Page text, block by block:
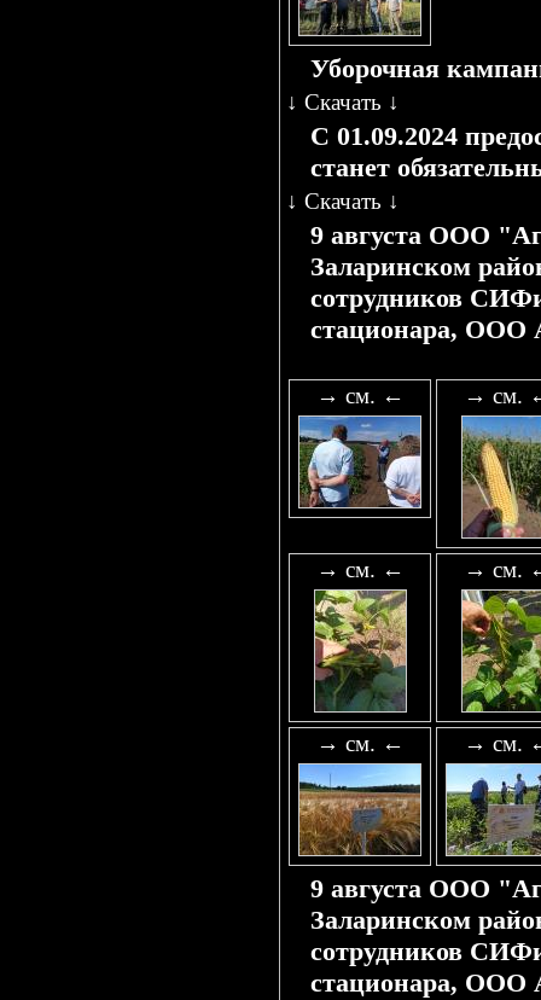
Уборочная
↓ Скачать ↓
С 01.09.2024
станет
↓ Скачать ↓
9 августа ООО
Заларинском
сотрудников
стационара, ООО
→ см. ← → см.
→ см. ← → см.
→ см. ← → см.
9 августа ООО
Заларинском
сотрудников
стационара, ООО